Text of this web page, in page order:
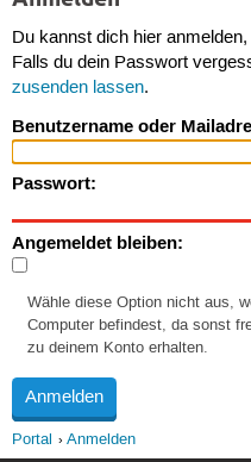
Du kannst dich hier
Falls du dein Passwort
zusenden lassen.
Benutzername oder
Passwort:
Angemeldet bleiben:
Wähle diese Option nicht aus,
Computer befindest, da sonst
zu deinem Konto erhalten.
Portal Anmelden